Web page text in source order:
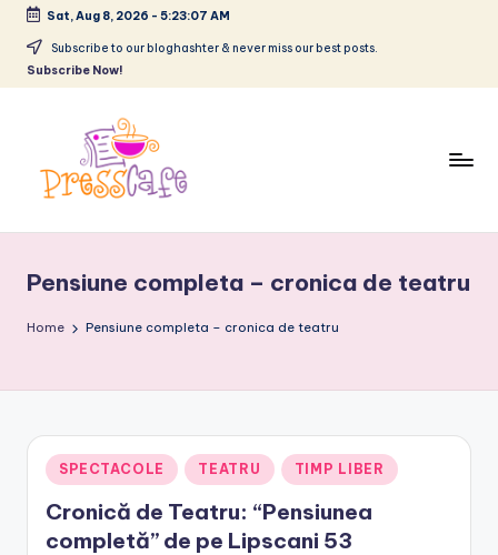
Skip
Sat, Aug 8, 2026 - 5:23:08 AM
Subscribe to our bloghashter & never miss our best posts.
Subscribe Now!
e
s
a
f
e
urbane
Pensiune completa – cronica de teatru
Home Pensiune completa – cronica de teatru
Posted
SPECTACOLE TEATRU TIMP LIBER
Cronică de Teatru: “Pensiunea
completă” de pe Lipscani 53